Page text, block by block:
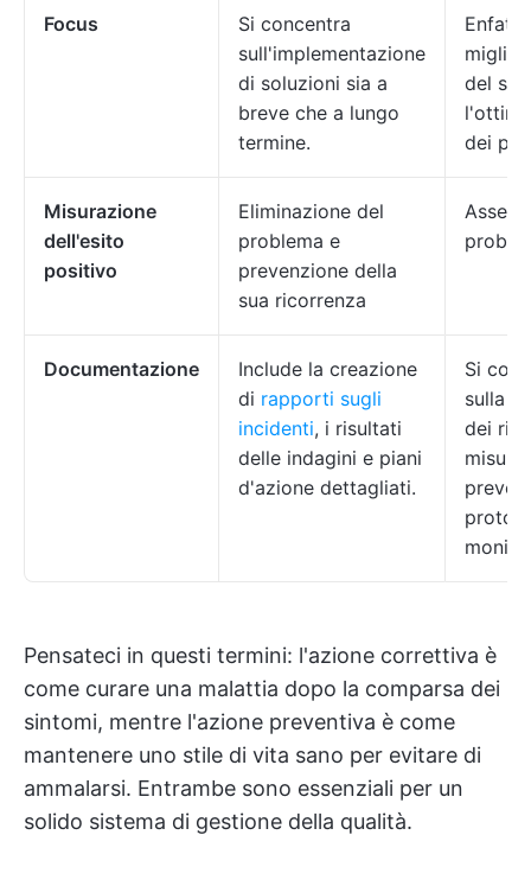
Focus
Si concentra
sull'implementazione
di soluzioni sia a
breve che a lungo
termine.
del
dei
Misurazione
dell'esito
positivo
Eliminazione del
problema e
prevenzione della
sua ricorrenza
Documentazione
Include la creazione
di rapporti sugli
incidenti, i risultati
delle indagini e piani
d'azione dettagliati.
Si
sulla
dei
misure
Pensateci in questi termini: l'azione correttiva è
come curare una malattia dopo la comparsa dei
sintomi, mentre l'azione preventiva è come
mantenere uno stile di vita sano per evitare di
ammalarsi. Entrambe sono essenziali per un
solido sistema di gestione della qualità.